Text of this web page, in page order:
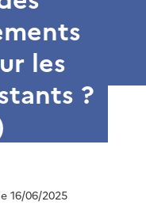
les
?
16/06/2025